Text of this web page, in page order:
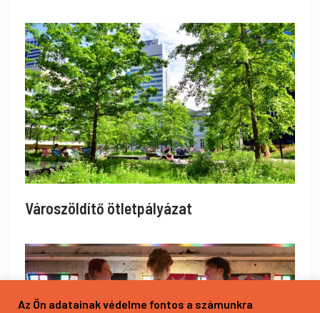
Városzöldítő ötletpályázat
Az Ön adatainak védelme fontos a számunkra